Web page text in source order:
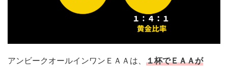
アンビークオールインワンＥＡＡは、 １杯でＥＡＡが